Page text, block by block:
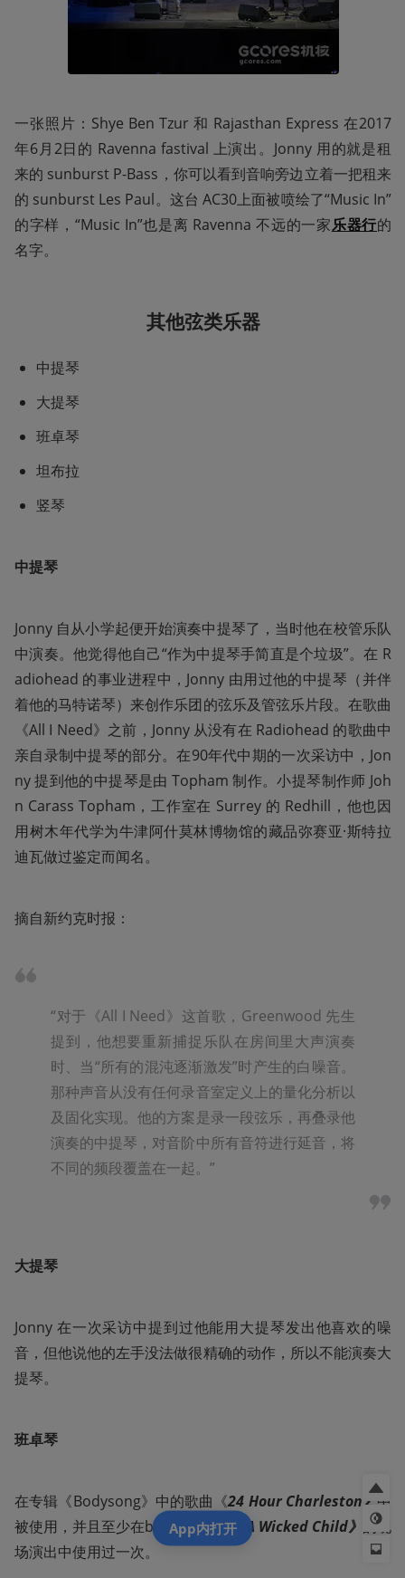
一张照片：Shye Ben Tzur 和 Rajasthan Express 在2017
年6月2日的 Ravenna fastival 上演出。Jonny 用的就是租
来的 sunburst P-Bass，你可以看到音响旁边立着一把租来
的 sunburst Les Paul。这台 AC30上面被喷绘了“Music In”
的字样，“Music In”也是离 Ravenna 不远的一家乐器行的
名字。
其他弦类乐器
中提琴
大提琴
班卓琴
坦布拉
竖琴
中提琴
Jonny 自从小学起便开始演奏中提琴了，当时他在校管乐队
中演奏。他觉得他自己“作为中提琴手简直是个垃圾”。在 R
adiohead 的事业进程中，Jonny 由用过他的中提琴（并伴
着他的马特诺琴）来创作乐团的弦乐及管弦乐片段。在歌曲
《All I Need》之前，Jonny 从没有在 Radiohead 的歌曲中
亲自录制中提琴的部分。在90年代中期的一次采访中，Jon
ny 提到他的中提琴是由 Topham 制作。小提琴制作师 Joh
n Carass Topham，工作室在 Surrey 的 Redhill，他也因
用树木年代学为牛津阿什莫林博物馆的藏品弥赛亚·斯特拉
迪瓦做过鉴定而闻名。
摘自新约克时报：
“对于《All I Need》这首歌，Greenwood 先生
提到，他想要重新捕捉乐队在房间里大声演奏
时、当“所有的混沌逐渐激发”时产生的白噪音。
那种声音从没有任何录音室定义上的量化分析以
及固化实现。他的方案是录一段弦乐，再叠录他
演奏的中提琴，对音阶中所有音符进行延音，将
不同的频段覆盖在一起。”
大提琴
Jonny 在一次采访中提到过他能用大提琴发出他喜欢的噪
音，但他说他的左手没法做很精确的动作，所以不能演奏大
提琴。
班卓琴
在专辑《Bodysong》中的歌曲《24 Hour Charleston》 中
被使用，并且至少在b面歌曲《I Am A Wicked Child》
的现
场演出中使用过一次。
App内打开